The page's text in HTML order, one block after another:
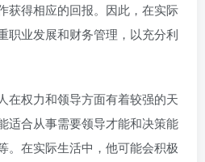
获得相应的回报。因此，在实际
职业发展和财务管理，以充分利
在权力和领导方面有着较强的天
适合从事需要领导才能和决策能
。在实际生活中，他可能会积极